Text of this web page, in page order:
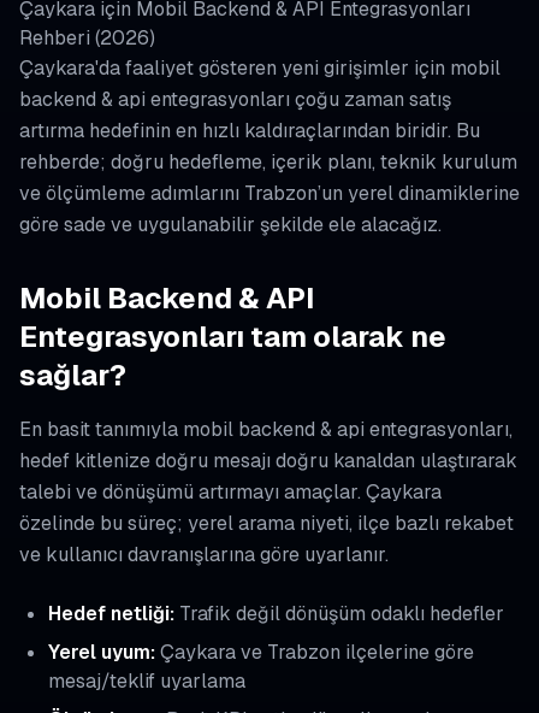
Çaykara için Mobil Backend & API Entegrasyonları
Rehberi (2026)
Çaykara'da faaliyet gösteren yeni girişimler için mobil
backend & api entegrasyonları çoğu zaman satış
artırma hedefinin en hızlı kaldıraçlarından biridir. Bu
rehberde; doğru hedefleme, içerik planı, teknik kurulum
ve ölçümleme adımlarını Trabzon’un yerel dinamiklerine
göre sade ve uygulanabilir şekilde ele alacağız.
Mobil Backend & API
Entegrasyonları tam olarak ne
sağlar?
En basit tanımıyla mobil backend & api entegrasyonları,
hedef kitlenize doğru mesajı doğru kanaldan ulaştırarak
talebi ve dönüşümü artırmayı amaçlar. Çaykara
özelinde bu süreç; yerel arama niyeti, ilçe bazlı rekabet
ve kullanıcı davranışlarına göre uyarlanır.
Hedef netliği: Trafik değil dönüşüm odaklı hedefler
Yerel uyum:Çaykara ve Trabzon ilçelerine göre
mesaj/teklif uyarlama